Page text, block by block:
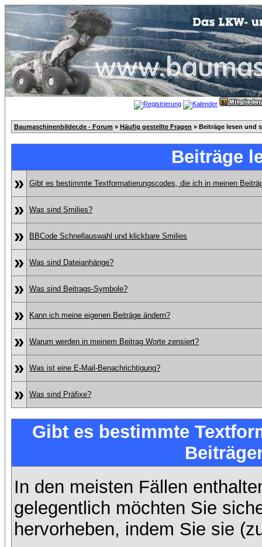
Baumaschinenbilder.de - Forum » Häufig gestellte Fragen » Beiträge lesen und
Beiträge
»
Gibt es bestimmte Textformatierungscodes, die ich in meinen
» Was sind Smilies?
» BBCode Schnellauswahl und klickbare Smilies
» Was sind Dateianhänge?
» Was sind Beitrags-Symbole?
» Kann ich meine eigenen Beiträge ändern?
» Warum werden in meinem Beitrag Worte zensiert?
» Was ist eine E-Mail-Benachrichtigung?
» Was sind Präfixe?
Gibt es bestimmte
In den meisten Fällen
gelegentlich möchten Sie
hervorheben, indem Sie sie